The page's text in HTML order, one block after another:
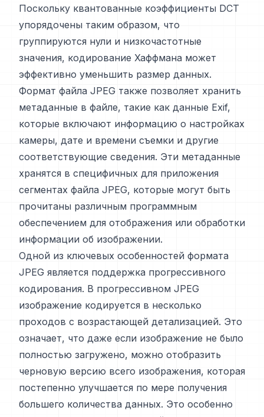
Поскольку квантованные коэффициенты DCT
упорядочены таким образом, что
группируются нули и низкочастотные
значения, кодирование Хаффмана может
эффективно уменьшить размер данных.
Формат файла JPEG также позволяет хранить
метаданные в файле, такие как данные Exif,
которые включают информацию о настройках
камеры, дате и времени съемки и другие
соответствующие сведения. Эти метаданные
хранятся в специфичных для приложения
сегментах файла JPEG, которые могут быть
прочитаны различным программным
обеспечением для отображения или обработки
информации об изображении.
Одной из ключевых особенностей формата
JPEG является поддержка прогрессивного
кодирования. В прогрессивном JPEG
изображение кодируется в несколько
проходов с возрастающей детализацией. Это
означает, что даже если изображение не было
полностью загружено, можно отобразить
черновую версию всего изображения, которая
постепенно улучшается по мере получения
большего количества данных. Это особенно